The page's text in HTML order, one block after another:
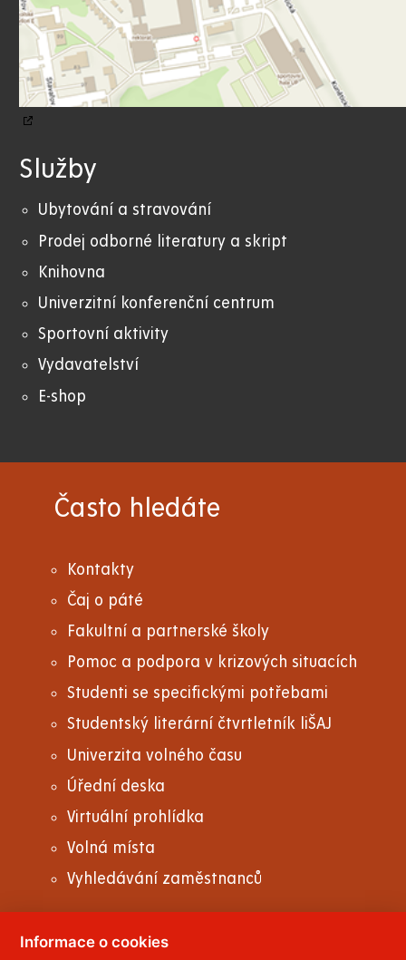
Služby
Ubytování a stravování
Prodej odborné literatury a skript
Knihovna
Univerzitní konferenční centrum
Sportovní aktivity
Vydavatelství
E-shop
Často hledáte
Kontakty
Čaj o páté
Fakultní a partnerské školy
Pomoc a podpora v krizových situacích
Studenti se specifickými potřebami
Studentský literární čtvrtletník liŠAJ
Univerzita volného času
Úřední deska
Virtuální prohlídka
Volná místa
Vyhledávání zaměstnanců
Informace o cookies